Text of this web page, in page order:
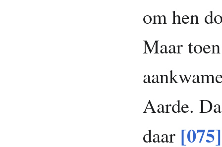
om hen
Maar
Aarde.
daar [075]